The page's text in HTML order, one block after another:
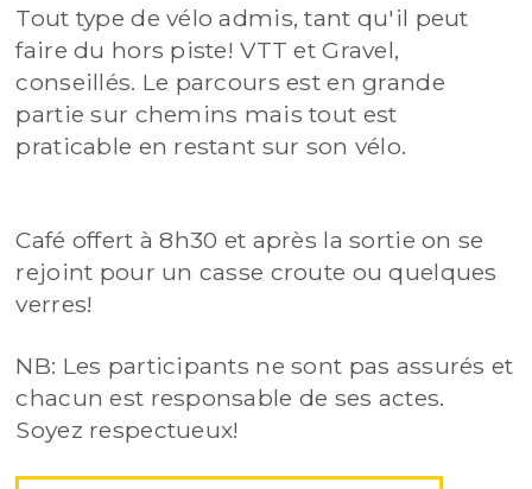
Tout type de vélo admis, tant qu'il peut
faire du hors piste! VTT et Gravel,
conseillés. Le parcours est en grande
partie sur chemins mais tout est
praticable en restant sur son vélo.
Café offert à 8h30 et après la sortie on se
rejoint pour un casse croute ou quelques
verres!
NB: Les participants ne sont pas assurés et
chacun est responsable de ses actes.
Soyez respectueux!